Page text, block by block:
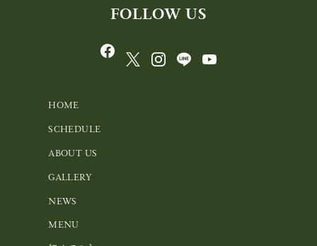
FOLLOW US
HOME
SCHEDULE
ABOUT US
GALLERY
NEWS
MENU